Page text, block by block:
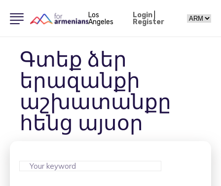
Los
Angeles
Login|
Register
Գտեք ձեր
երազանքի
աշխատանքը
հենց այսօր